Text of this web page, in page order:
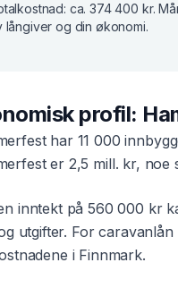
ca. 374 400 kr.
långiver og din økonomi.
profil:
har 11 000
er 2,5 mill. kr, noe
inntekt på560 000 kr
utgifter. Forcaravanlån
i Finnmark.